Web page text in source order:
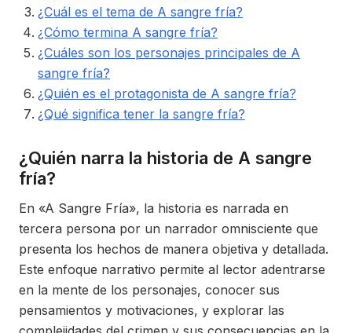
¿Cuál es el tema de A sangre fría?
¿Cómo termina A sangre fría?
¿Cuáles son los personajes principales de A
sangre fría?
¿Quién es el protagonista de A sangre fría?
¿Qué significa tener la sangre fría?
¿Quién narra la historia de A sangre
fría?
En «A Sangre Fría», la historia es narrada en
tercera persona por un narrador omnisciente que
presenta los hechos de manera objetiva y detallada.
Este enfoque narrativo permite al lector adentrarse
en la mente de los personajes, conocer sus
pensamientos y motivaciones, y explorar las